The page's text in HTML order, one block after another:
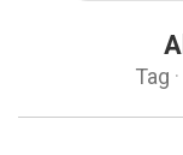
Tag ·